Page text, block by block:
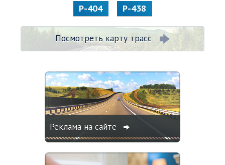
Р-404
Р-438
Посмотреть карту трасс
Реклама на сайте